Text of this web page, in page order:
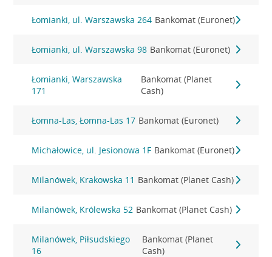
Łomianki, ul. Warszawska 264 Bankomat (Euronet)
Łomianki, ul. Warszawska 98 Bankomat (Euronet)
Łomianki, Warszawska
171
Bankomat (Planet
Cash)
Łomna-Las, Łomna-Las 17 Bankomat (Euronet)
Michałowice, ul. Jesionowa 1F Bankomat (Euronet)
Milanówek, Krakowska 11 Bankomat (Planet Cash)
Milanówek, Królewska 52 Bankomat (Planet Cash)
Milanówek, Piłsudskiego
16
Bankomat (Planet
Cash)